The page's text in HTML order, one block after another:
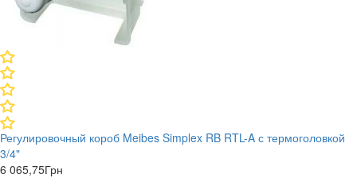
​Регулировочный короб Meibes Simplex RB RTL-A с термоголовкой
3/4"
6 065,75Грн